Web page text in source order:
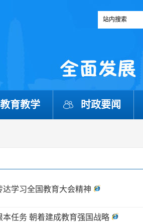
教育教学 时政要闻
学习全国教育大会精神
任务 朝着建成教育强国战略